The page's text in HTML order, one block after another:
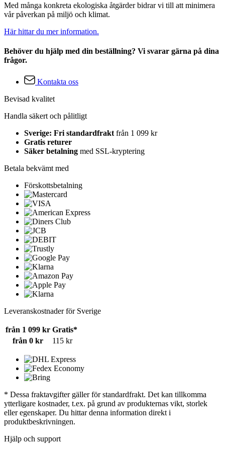
Med många konkreta ekologiska åtgärder bidrar vi till att minimera
vår påverkan på miljö och klimat.
Här hittar du mer information.
Behöver du hjälp med din beställning? Vi svarar gärna på dina
frågor.
Kontakta oss
Bevisad kvalitet
Handla säkert och pålitligt
Sverige: Fri standardfrakt från 1 099 kr
Gratis returer
Säker betalning med SSL-kryptering
Betala bekvämt med
Förskottsbetalning
Leveranskostnader för Sverige
från 1 099 kr Gratis*
från 0 kr
115 kr
* Dessa fraktavgifter gäller för standardfrakt. Det kan tillkomma
ytterligare kostnader, t.ex. på grund av produkternas vikt, storlek
eller egenskaper. Du hittar denna information direkt i
produktbeskrivningen.
Hjälp och support